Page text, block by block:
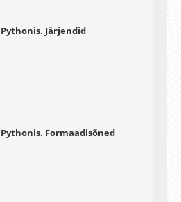
Järjendid
Formaadisõned